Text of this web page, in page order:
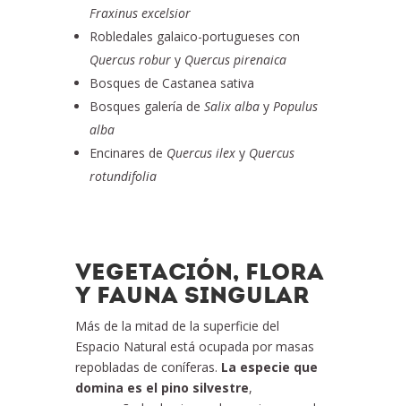
Fraxinus excelsior
Robledales galaico-portugueses con
Quercus robur y Quercus pirenaica
Bosques de Castanea sativa
Bosques galería de Salix alba y Populus
alba
Encinares de Quercus ilex y Quercus
rotundifolia
VEGETACIÓN, FLORA
Y FAUNA SINGULAR
Más de la mitad de la superficie del
Espacio Natural está ocupada por masas
repobladas de coníferas. La especie que
domina es el pino silvestre,